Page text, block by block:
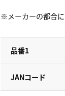
※メーカーの都合
品番1
JANコード